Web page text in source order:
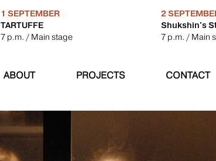
1 SEPTEMBER
TARTUFFE
7 p.m. / Main stage
2
Shukshin's
7 p.m. / Main
ABOUT PROJECTS CONTACT